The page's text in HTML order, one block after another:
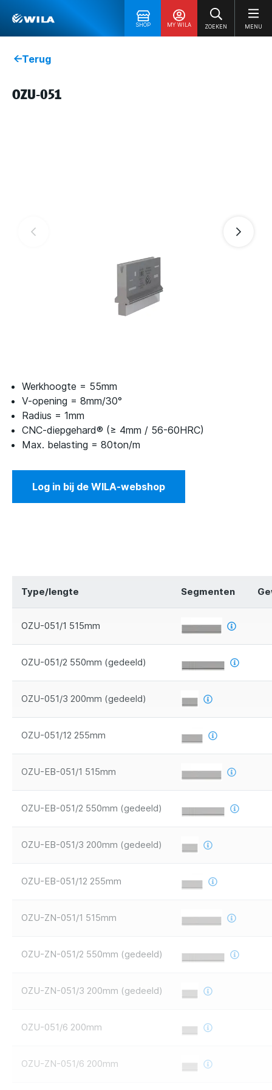
SHOP MY WILA ZOEKEN MENU
Terug
OZU-051
Werkhoogte = 55mm
V-opening = 8mm/30°
Radius = 1mm
CNC-diepgehard® (≥ 4mm / 56-60HRC)
Max. belasting = 80ton/m
Log in bij de WILA-webshop
Type/lengte Segmenten
OZU-051/1 515mm
OZU-051/2 550mm (gedeeld)
OZU-051/3 200mm (gedeeld)
OZU-051/12 255mm
OZU-EB-051/1 515mm
OZU-EB-051/2 550mm (gedeeld)
OZU-EB-051/3 200mm (gedeeld)
OZU-EB-051/12 255mm
OZU-ZN-051/1 515mm
OZU-ZN-051/2 550mm (gedeeld)
OZU-ZN-051/3 200mm (gedeeld)
OZU-051/6 200mm
OZU-ZN-051/6 200mm